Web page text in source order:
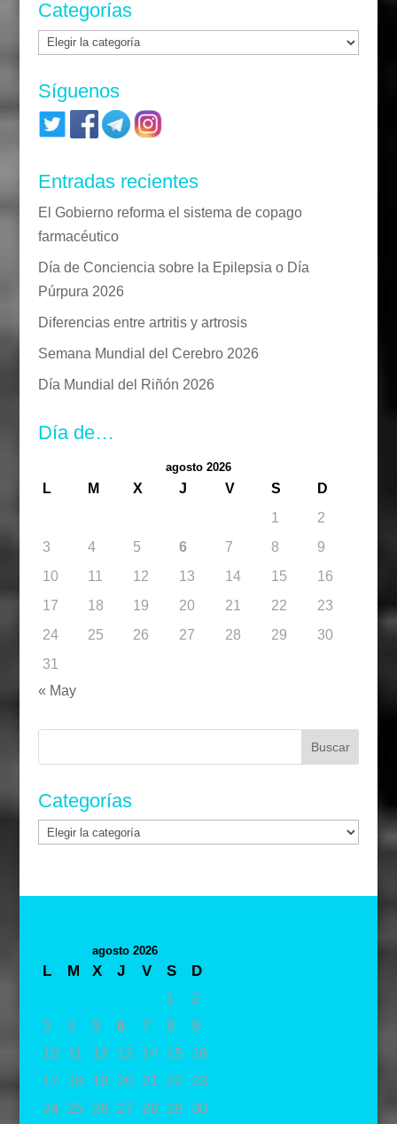
Categorías
Categorías
Síguenos
Entradas recientes
El Gobierno reforma el sistema de copago
farmacéutico
Día de Conciencia sobre la Epilepsia o Día
Púrpura 2026
Diferencias entre artritis y artrosis
Semana Mundial del Cerebro 2026
Día Mundial del Riñón 2026
Día de…
agosto 2026
L M X J V S
D
1
2
3
4 5 6 7 8
9
10
11 12 13 14 15
16
17
18 19 20 21 22
23
24
25 26 27 28 29
30
31
« May
Buscar:
Categorías
Categorías
agosto 2026
L M X J V S
D
1
2
3
4 5 6 7 8
9
10
11 12 13 14 15
16
17
18 19 20 21 22
23
24
25 26 27 28 29 30